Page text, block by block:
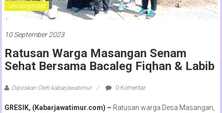
Uncategorized
10 September 2023
Ratusan Warga Masangan Senam
Sehat Bersama Bacaleg Fiqhan & Labib
Diposkan Oleh:kabarjawatimur 0 Komentar
GRESIK, (Kabarjawatimur.com) – Ratusan warga Desa Masangan,